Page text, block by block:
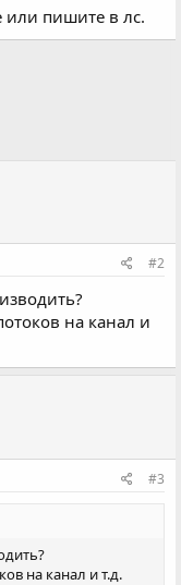
или пишите в лс.
#2
на канал и
#3
на канал и т.д.